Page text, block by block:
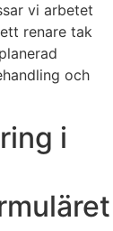
vi arbetet
renare tak
och
i